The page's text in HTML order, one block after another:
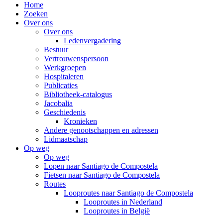
Home
Zoeken
Over ons
Over ons
Ledenvergadering
Bestuur
Vertrouwenspersoon
Werkgroepen
Hospitaleren
Publicaties
Bibliotheek-catalogus
Jacobalia
Geschiedenis
Kronieken
Andere genootschappen en adressen
Lidmaatschap
Op weg
Op weg
Lopen naar Santiago de Compostela
Fietsen naar Santiago de Compostela
Routes
Looproutes naar Santiago de Compostela
Looproutes in Nederland
Looproutes in België